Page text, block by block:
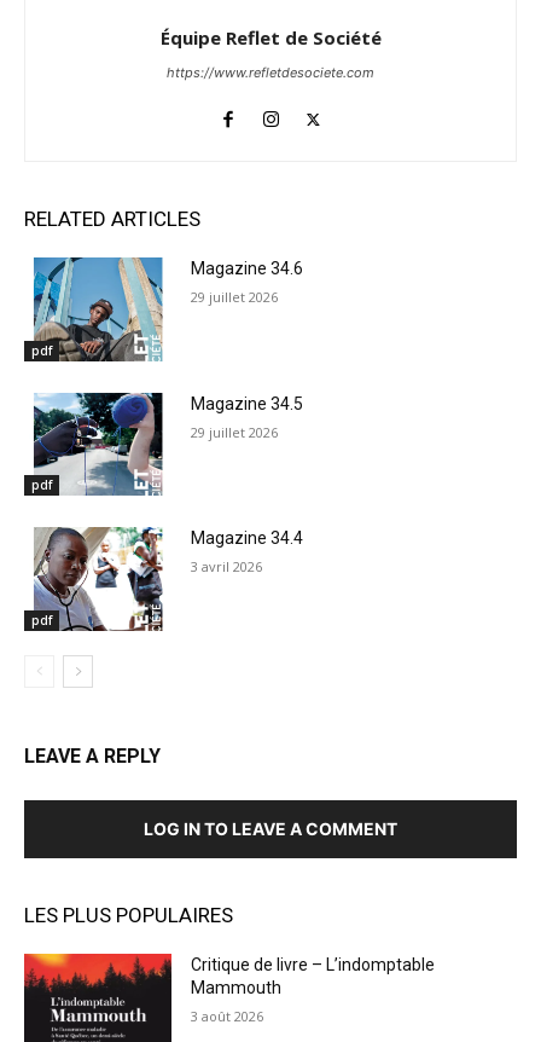
Équipe Reflet de Société
https://www.refletdesociete.com
RELATED ARTICLES
pdf
Magazine 34.6
29 juillet 2026
pdf
Magazine 34.5
29 juillet 2026
pdf
Magazine 34.4
3 avril 2026
LEAVE A REPLY
LOG IN TO LEAVE A COMMENT
LES PLUS POPULAIRES
Critique de livre – L’indomptable
Mammouth
3 août 2026